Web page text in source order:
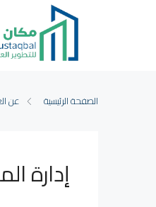
الصفحة الرئيسية عن
إدارة